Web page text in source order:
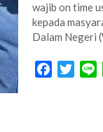
wajib on time
kepada
Dalam Negeri
Facebook